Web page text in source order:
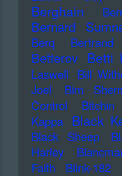
Berghain
Bernard
Berq
Betterov Betti
Laswell
Bill
Joel
Bim
Control
Kappa Black
Black Sheep
Harley
Faith
Blink-182